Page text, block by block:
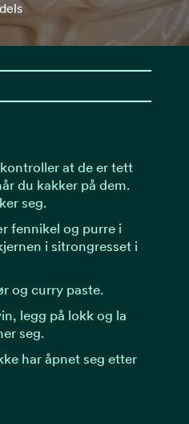
at de er tett
du kakker på dem.
seg.
fennikel og purre i
i sitrongresset i
og curry paste.
legg på lokk og la
seg.
har åpnet seg etter